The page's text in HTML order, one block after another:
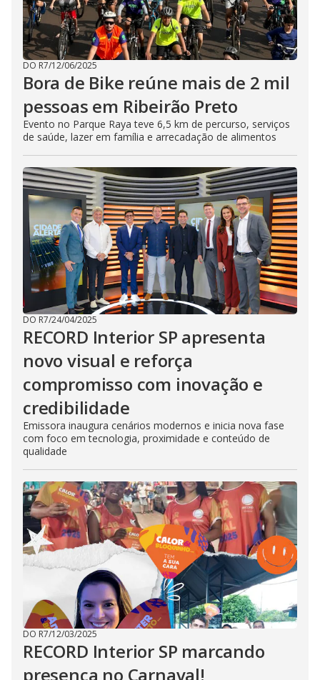
DO R7/12/06/2025
Bora de Bike reúne mais de 2 mil
pessoas em Ribeirão Preto
Evento no Parque Raya teve 6,5 km de percurso, serviços
de saúde, lazer em família e arrecadação de alimentos
DO R7/24/04/2025
RECORD Interior SP apresenta
novo visual e reforça
compromisso com inovação e
credibilidade
Emissora inaugura cenários modernos e inicia nova fase
com foco em tecnologia, proximidade e conteúdo de
qualidade
DO R7/12/03/2025
RECORD Interior SP marcando
presença no Carnaval!